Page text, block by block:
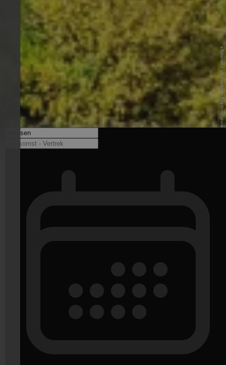
© Isabel G. - Internet Consulting - www.internet-consulting.it